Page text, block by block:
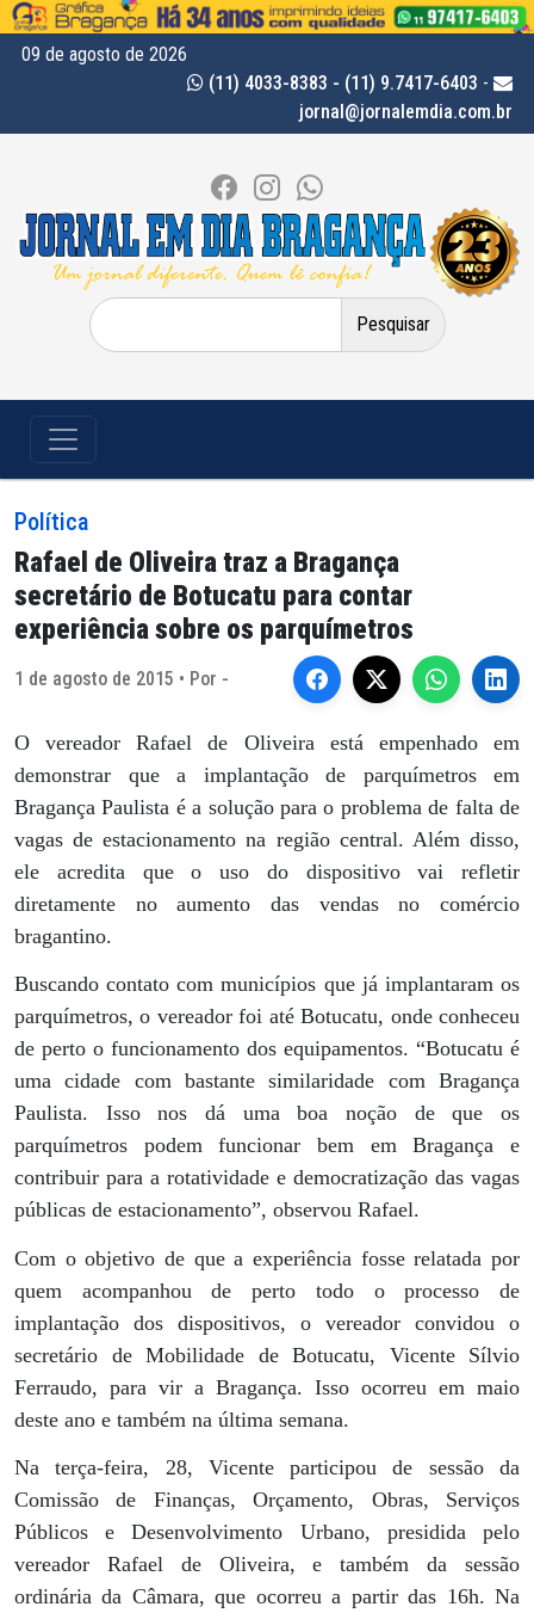
09 de agosto de 2026
(11) 4033-8383 - (11) 9.7417-6403 -
jornal@jornalemdia.com.br
Pesquisar
por:
Política
Rafael de Oliveira traz a Bragança
secretário de Botucatu para contar
experiência sobre os parquímetros
1 de agosto de 2015 • Por -
O vereador Rafael de Oliveira está empenhado em
demonstrar que a implantação de parquímetros em
Bragança Paulista é a solução para o problema de falta de
vagas de estacionamento na região central. Além disso,
ele acredita que o uso do dispositivo vai refletir
diretamente no aumento das vendas no comércio
bragantino.
Buscando contato com municípios que já implantaram os
parquímetros, o vereador foi até Botucatu, onde conheceu
de perto o funcionamento dos equipamentos. “Botucatu é
uma cidade com bastante similaridade com Bragança
Paulista. Isso nos dá uma boa noção de que os
parquímetros podem funcionar bem em Bragança e
contribuir para a rotatividade e democratização das vagas
públicas de estacionamento”, observou Rafael.
Com o objetivo de que a experiência fosse relatada por
quem acompanhou de perto todo o processo de
implantação dos dispositivos, o vereador convidou o
secretário de Mobilidade de Botucatu, Vicente Sílvio
Ferraudo, para vir a Bragança. Isso ocorreu em maio
deste ano e também na última semana.
Na terça-feira, 28, Vicente participou de sessão da
Comissão de Finanças, Orçamento, Obras, Serviços
Públicos e Desenvolvimento Urbano, presidida pelo
vereador Rafael de Oliveira, e também da sessão
ordinária da Câmara, que ocorreu a partir das 16h. Na